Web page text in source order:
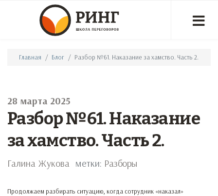
Главная Блог Разбор №61. Наказание за хамство. Часть 2.
Разбор №61. Наказание
за хамство. Часть 2.
Галина Жукова
28 марта 2025
метки: Разборы
Продолжаем разбирать ситуацию, когда сотрудник «наказал»